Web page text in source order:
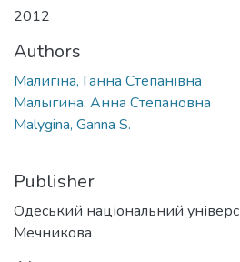
2012
Authors
Малигіна, Ганна Степанівна
Малыгина, Анна Степановна
Malygina, Ganna S.
Publisher
Одеський національний
Мечникова